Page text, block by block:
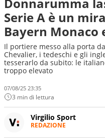
Serie A è un
Bayern Monaco
Il portiere messo alla porta
Chevalier, i tedeschi e gli
tesserarlo da subito: le
troppo elevato
07/08/25 23:35
3 min di lettura
Virgilio Sport
REDAZIONE